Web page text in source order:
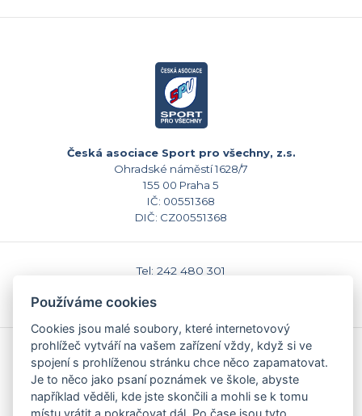
Česká asociace Sport pro všechny, z.s.
Ohradské náměstí 1628/7
155 00 Praha 5
IČ: 00551368
DIČ: CZ00551368
Tel: 242 480 301
www.caspv.cz
Kontakty
Domů
Napište nám
Facebook
Používáme cookies
Cookies jsou malé soubory, které internetovový
prohlížeč vytváří na vašem zařízení vždy, když si ve
spojení s prohlíženou stránku chce něco zapamatovat.
Je to něco jako psaní poznámek ve škole, abyste
například věděli, kde jste skončili a mohli se k tomu
místu vrátit a pokračovat dál. Po čase jsou tyto